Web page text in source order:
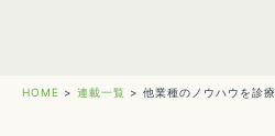
HOME > 連載一覧 > 他業種のノウハウを診